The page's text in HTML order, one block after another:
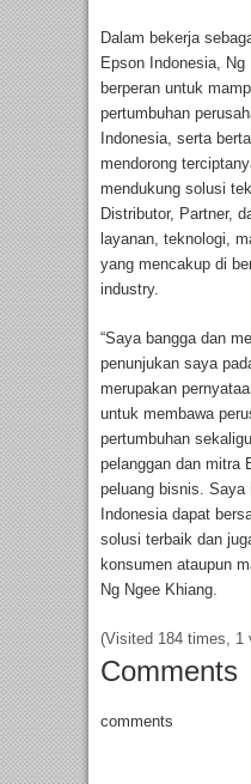
Dalam bekerja
Epson Indonesia,
berperan untuk
pertumbuhan
Indonesia, serta
mendorong
mendukung solusi
Distributor, Partner,
layanan, teknologi,
yang mencakup di
industry.
“Saya bangga dan
penunjukan saya
merupakan
untuk membawa
pertumbuhan
pelanggan dan mitra
peluang bisnis. Saya
Indonesia dapat
solusi terbaik dan
konsumen ataupun
Ng Ngee Khiang.
(Visited 184 times, 1
Comments
comments